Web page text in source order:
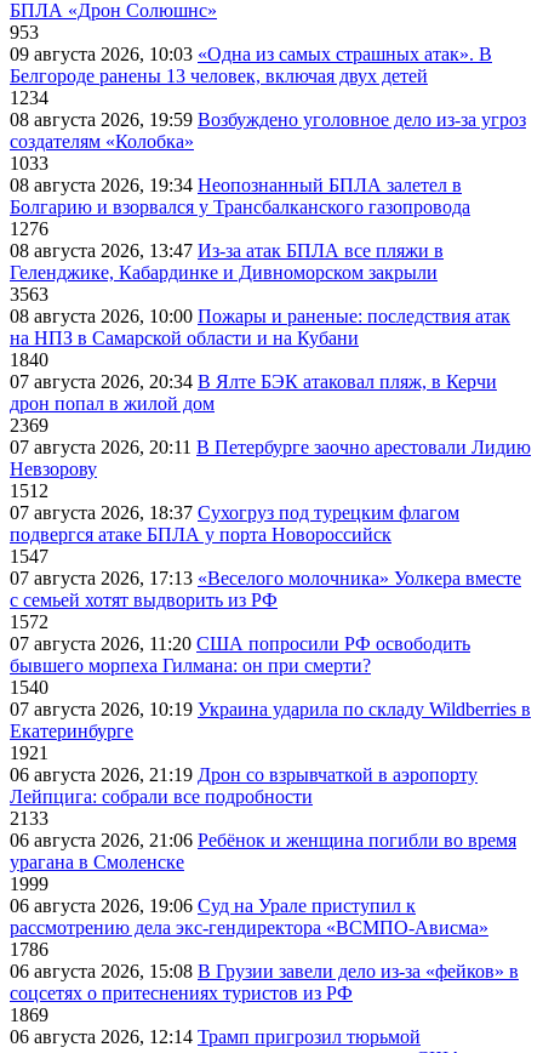
БПЛА «Дрон Солюшнс»
953
09 августа 2026, 10:03 «Одна из самых страшных атак». В
Белгороде ранены 13 человек, включая двух детей
1234
08 августа 2026, 19:59 Возбуждено уголовное дело из-за угроз
создателям «Колобка»
1033
08 августа 2026, 19:34 Неопознанный БПЛА залетел в
Болгарию и взорвался у Трансбалканского газопровода
1276
08 августа 2026, 13:47 Из-за атак БПЛА все пляжи в
Геленджике, Кабардинке и Дивноморском закрыли
3563
08 августа 2026, 10:00 Пожары и раненые: последствия атак
на НПЗ в Самарской области и на Кубани
1840
07 августа 2026, 20:34 В Ялте БЭК атаковал пляж, в Керчи
дрон попал в жилой дом
2369
07 августа 2026, 20:11 В Петербурге заочно арестовали Лидию
Невзорову
1512
07 августа 2026, 18:37 Сухогруз под турецким флагом
подвергся атаке БПЛА у порта Новороссийск
1547
07 августа 2026, 17:13 «Веселого молочника» Уолкера вместе
с семьей хотят выдворить из РФ
1572
07 августа 2026, 11:20 США попросили РФ освободить
бывшего морпеха Гилмана: он при смерти?
1540
07 августа 2026, 10:19 Украина ударила по складу Wildberries в
Екатеринбурге
1921
06 августа 2026, 21:19 Дрон со взрывчаткой в аэропорту
Лейпцига: собрали все подробности
2133
06 августа 2026, 21:06 Ребёнок и женщина погибли во время
урагана в Смоленске
1999
06 августа 2026, 19:06 Суд на Урале приступил к
рассмотрению дела экс-гендиректора «ВСМПО-Ависма»
1786
06 августа 2026, 15:08 В Грузии завели дело из-за «фейков» в
соцсетях о притеснениях туристов из РФ
1869
06 августа 2026, 12:14 Трамп пригрозил тюрьмой